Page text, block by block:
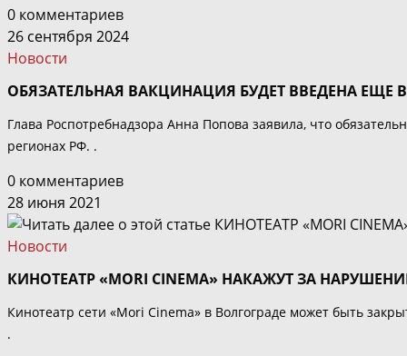
0 комментариев
26 сентября 2024
Новости
ОБЯЗАТЕЛЬНАЯ ВАКЦИНАЦИЯ БУДЕТ ВВЕДЕНА ЕЩЕ
Глава Роспотребнадзора Анна Попова заявила, что
регионах РФ. .
0 комментариев
28 июня 2021
Новости
КИНОТЕАТР «MORI CINEMA» НАКАЖУТ ЗА
Кинотеатр сети «Mori Cinema» в Волгограде может быть
.